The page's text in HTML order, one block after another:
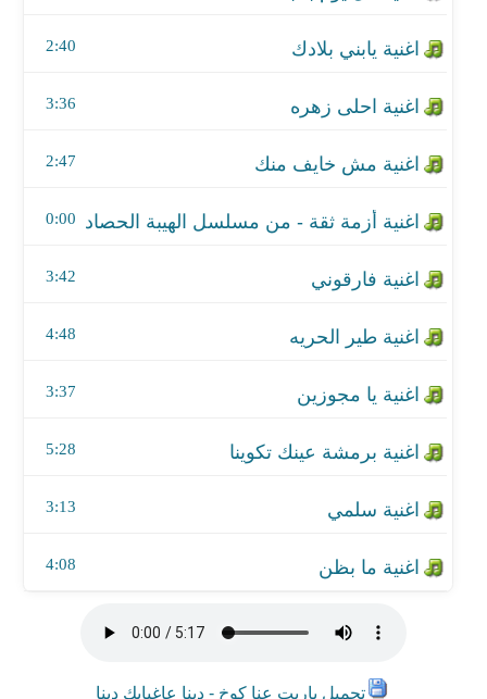
2:40
3:36
2:47
0:00
3:42
4:48
اغنية يا مجوزين
3:37
اغنية برمشة عينك تكوينا
5:28
اغنية سلمي
3:13
4:08
تحميل ياريت عنا كوخ - دبنا عاغيابك دبنا